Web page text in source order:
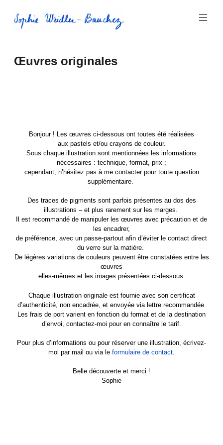
au
contenu
Sophie
Weidler-
Œuvres originales
Bonjour ! Les œuvres ci-dessous ont toutes été réalisées
aux pastels et/ou crayons de couleur.
Sous chaque illustration sont mentionnées les informations
nécessaires : technique, format, prix ;
cependant, n’hésitez pas à me contacter pour toute question
supplémentaire.
Des traces de pigments sont parfois présentes au dos des
illustrations – et plus rarement sur les marges.
Il est recommandé de manipuler les œuvres avec précaution et de
les encadrer,
de préférence, avec un passe-partout afin d’éviter le contact direct
du verre sur la matière.
De légères variations de couleurs peuvent être constatées entre les
œuvres
elles-mêmes et les images présentées ci-dessous.
Chaque illustration originale est fournie avec son certificat
d’authenticité, non encadrée, et envoyée via lettre recommandée.
Les frais de port varient en fonction du format et de la destination
d’envoi, contactez-moi pour en connaître le tarif.
Pour plus d’informations ou pour réserver une illustration, écrivez-
moi par mail ou via le formulaire de contact
Belle découverte et merci !
Sophie